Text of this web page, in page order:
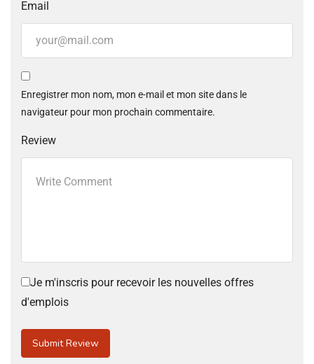
Email
Enregistrer mon nom, mon e-mail et mon site dans le
navigateur pour mon prochain commentaire.
Review
Je m'inscris pour recevoir les nouvelles offres
d'emplois